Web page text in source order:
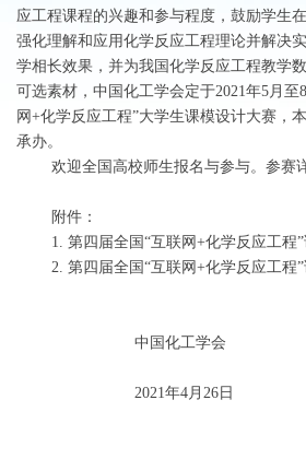
应工程课程的兴趣和参与程度，鼓励学生
强化理解和应用化学反应工程理论并解决
学相长效果，并为我国化学反应工程教学
可选素材，中国化工学会定于2021年5月至
网+化学反应工程”大学生课模设计大赛，
承办。
欢迎全国高校师生报名与参与。参赛详
附件：
1. 第四届全国“互联网+化学反应工程”
2. 第四届全国“互联网+化学反应工程”
中国化工学会
2021年4月26日